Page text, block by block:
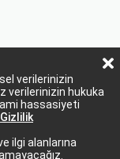
verilerinizin
verilerinizin hukuka
hassasiyeti
Gizlilik
ilgi alanlarına